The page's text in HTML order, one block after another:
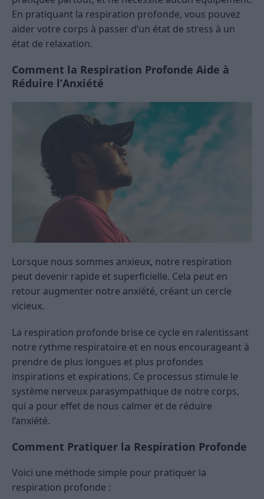
En pratiquant la respiration profonde, vous pouvez
aider votre corps à passer d’un état de stress à un
état de relaxation.
Comment la Respiration Profonde Aide à
Réduire l’Anxiété
Lorsque nous sommes anxieux, notre respiration
peut devenir rapide et superficielle. Cela peut en
retour augmenter notre anxiété, créant un cercle
vicieux.
La respiration profonde brise ce cycle en ralentissant
notre rythme respiratoire et en nous encourageant à
prendre de plus longues et plus profondes
inspirations et expirations. Ce processus stimule le
système nerveux parasympathique de notre corps,
qui a pour effet de nous calmer et de réduire
l’anxiété.
Comment Pratiquer la Respiration Profonde
Voici une méthode simple pour pratiquer la
respiration profonde :